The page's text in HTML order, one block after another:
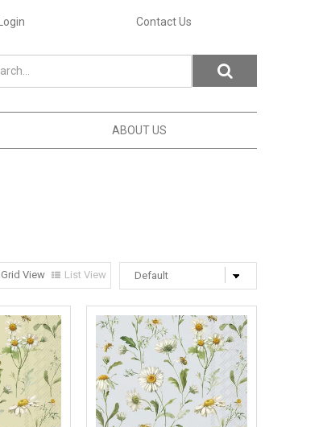
Login Contact Us
ABOUT US
Grid View List View